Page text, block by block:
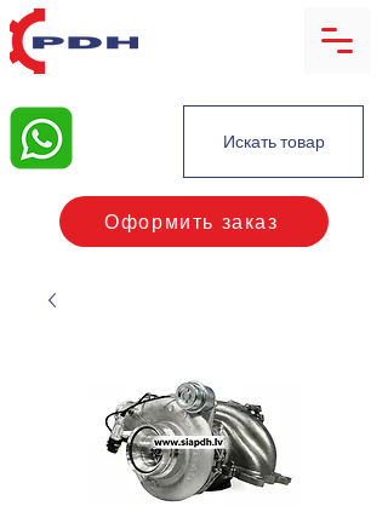
Искать товар
Оформить заказ